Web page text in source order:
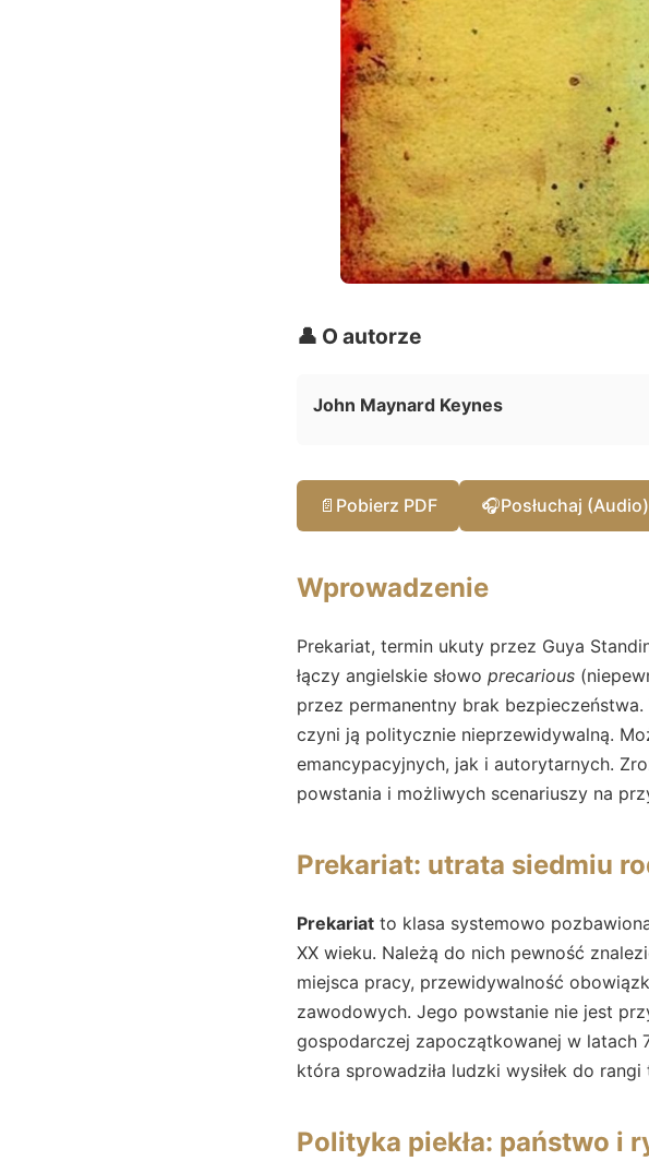
👤 O autorze
John Maynard Keynes
📄 Pobierz PDF 🎧Posłuchaj (Audio)
Wprowadzenie
Prekariat, termin ukuty przez Guya
łączy angielskie słowo precarious
przez permanentny brak
czyni ją politycznie nieprzewidywalną.
emancypacyjnych, jak i autorytarnych.
powstania i możliwych scenariuszy na
Prekariat: utrata siedmiu
Prekariat to klasa systemowo
XX wieku. Należą do nich pewność
miejsca pracy, przewidywalność
zawodowych. Jego powstanie nie jest
gospodarczej zapoczątkowanej w latach
która sprowadziła ludzki wysiłek do
Polityka piekła: państwo i